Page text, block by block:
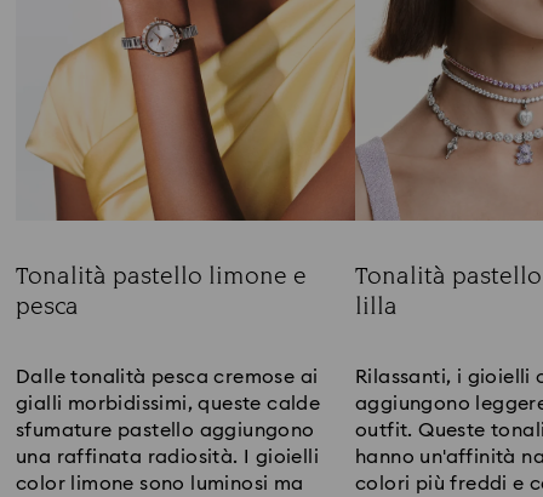
Tonalità pastello limone e
pesca
Dalle tonalità pesca cremose ai
gialli morbidissimi, queste calde
sfumature pastello aggiungono
una raffinata radiosità. I gioielli
color limone sono luminosi ma
Tonalità
lilla
Rilassanti, i gioielli
aggiungono
outfit. Queste
hanno un'affinità
colori più freddi e